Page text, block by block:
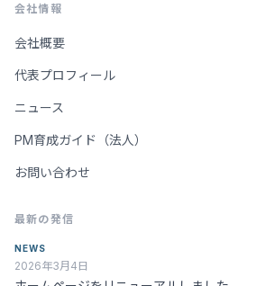
会社情報
会社概要
代表プロフィール
ニュース
PM育成ガイド（法人）
お問い合わせ
最新の発信
NEWS
2026年3月4日